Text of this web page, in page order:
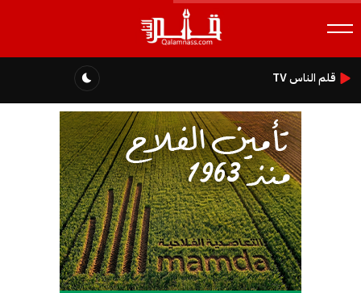
قلم الناس TV